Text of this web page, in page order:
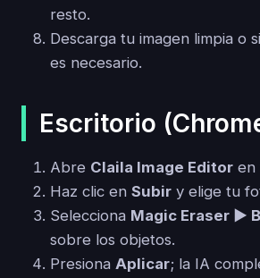
resto.
Descarga tu imagen limpia o
es necesario.
Escritorio
Abre Claila Image Editor en
Haz clic en Subir y elige tu
Selecciona Magic Eraser ►
sobre los objetos.
Presiona Aplicar; la IA